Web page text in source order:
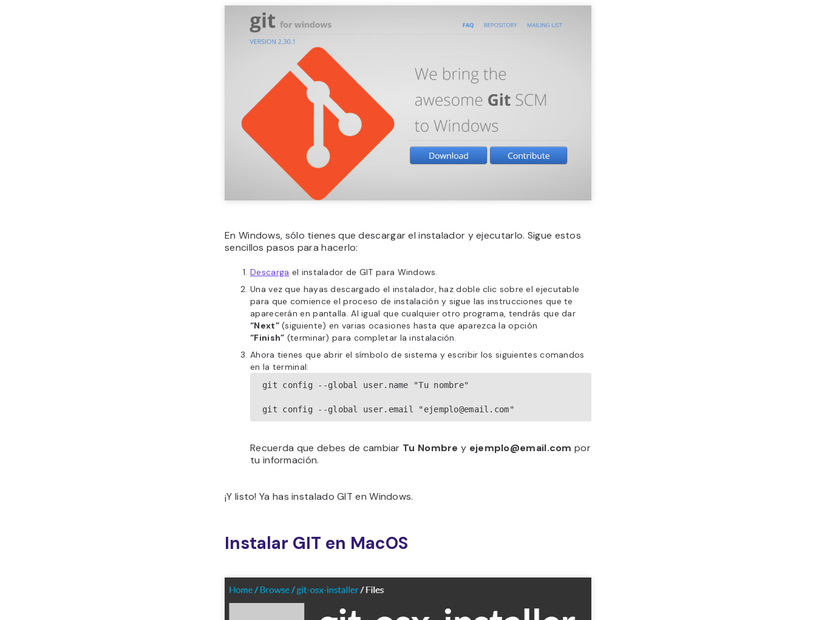
En Windows, sólo tienes que descargar el instalador y ejecutarlo. Sigue estos
sencillos pasos para hacerlo:
Descarga el instalador de GIT para Windows.
Una vez que hayas descargado el instalador, haz doble clic sobre el ejecutable
para que comience el proceso de instalación y sigue las instrucciones que te
aparecerán en pantalla. Al igual que cualquier otro programa, tendrás que dar
“Next”(siguiente) en varias ocasiones hasta que aparezca la opción
“Finish” (terminar) para completar la instalación.
Ahora tienes que abrir el símbolo de sistema y escribir los siguientes comandos
en la terminal:
git config --global user.name "Tu nombre"
git config --global user.email "ejemplo@email.com"
Recuerda que debes de cambiar Tu Nombre y ejemplo@email.com por
tu información.
¡Y listo! Ya has instalado GIT en Windows.
Instalar GIT en MacOS